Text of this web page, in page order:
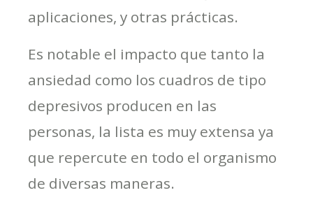
aplicaciones, y otras prácticas.
Es notable el impacto que tanto la
ansiedad como los cuadros de tipo
depresivos producen en las
personas, la lista es muy extensa ya
que repercute en todo el organismo
de diversas maneras.